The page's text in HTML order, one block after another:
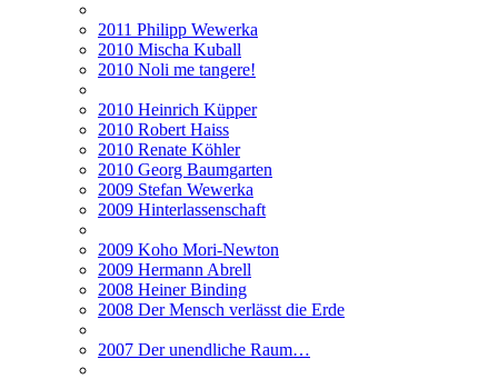
2011 Philipp Wewerka
2010 Mischa Kuball
2010 Noli me tangere!
2010 Heinrich Küpper
2010 Robert Haiss
2010 Renate Köhler
2010 Georg Baumgarten
2009 Stefan Wewerka
2009 Hinterlassenschaft
2009 Koho Mori-Newton
2009 Hermann Abrell
2008 Heiner Binding
2008 Der Mensch verlässt die Erde
2007 Der unendliche Raum…